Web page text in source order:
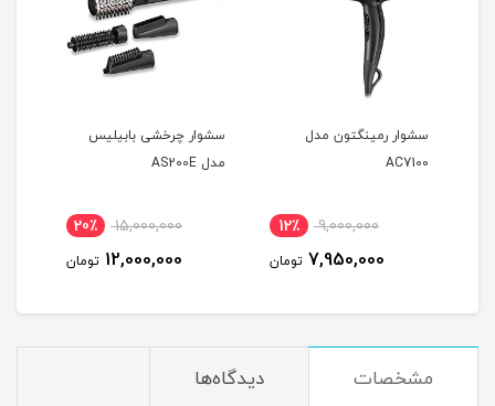
سشوار رمینگتون مدل
AC7100
9,000,000 12٪
7,950,000 تومان
سشوار چرخشی بابیلیس
مدل AS200E
15,000,000 20٪
12,000,000 تومان
مشخصات دیدگاه‌ها